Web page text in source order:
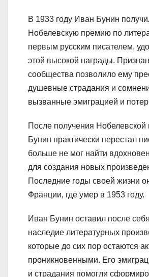
В 1933 году Иван Бунин
Нобелевскую премию по
первым русским писателем,
этой высокой награды.
сообщества позволило ему
душевные страдания и
вызванные эмиграцией и
После получения Нобелевской
Бунин практически перестал
больше не мог найти
для создания новых
Последние годы своей жизни
Франции, где умер в 1953 году.
Иван Бунин оставил после
наследие литературных
которые до сих пор остаются
проникновенными. Его
и страдания помогли